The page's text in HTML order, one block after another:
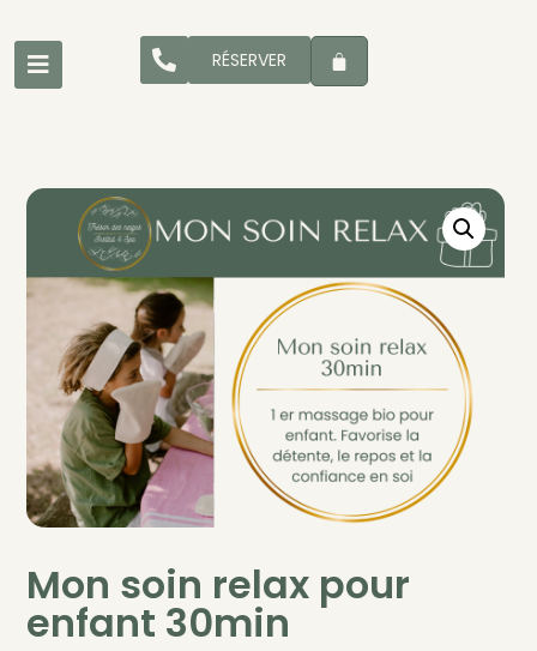
RÉSERVER
Mon soin relax pour
enfant 30min